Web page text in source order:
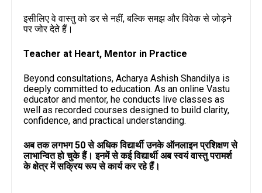
इसीलिए वे वास्तु को डर से नहीं, बल्कि समझ और विवेक से जोड़ने
पर जोर देते हैं।
Teacher at Heart, Mentor in Practice
Beyond consultations, Acharya Ashish Shandilya is
deeply committed to education. As an online Vastu
educator and mentor, he conducts live classes as
well as recorded courses designed to build clarity,
confidence, and practical understanding.
अब तक लगभग 50 से अधिक विद्यार्थी उनके ऑनलाइन प्रशिक्षण से
लाभान्वित हो चुके हैं। इनमें से कई विद्यार्थी अब स्वयं वास्तु परामर्श
के क्षेत्र में सक्रिय रूप से कार्य कर रहे हैं।